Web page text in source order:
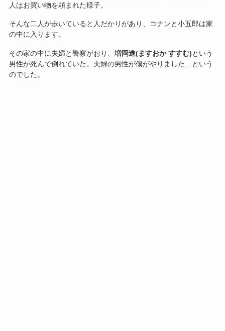
人はお買い物を頼まれた様子。
そんな二人が歩いていると人だかりがあり、コナンと小五郎は家
の中に入ります。
その家の中に夫婦と警察がおり、 増岡進(ますおか すすむ)という
男性が死んで倒れていた。夫婦の男性が僕がやりました…という
のでした。